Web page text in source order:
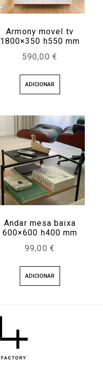
Armony movel tv
1800×350 h550 mm
590,00 €
ADICIONAR
Andar mesa baixa
600×600 h400 mm
99,00 €
ADICIONAR